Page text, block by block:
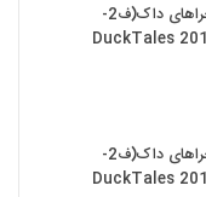
انیمیشن ماجراهای داک(ف2-
انیمیشن ماجراهای داک(ف2-